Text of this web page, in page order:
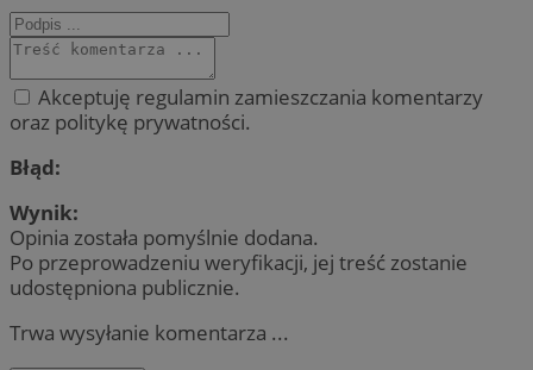
Akceptuję regulamin zamieszczania komentarzy
oraz politykę prywatności.
Błąd:
Wynik:
Opinia została pomyślnie dodana.
Po przeprowadzeniu weryfikacji, jej treść zostanie
udostępniona publicznie.
Trwa wysyłanie komentarza ...